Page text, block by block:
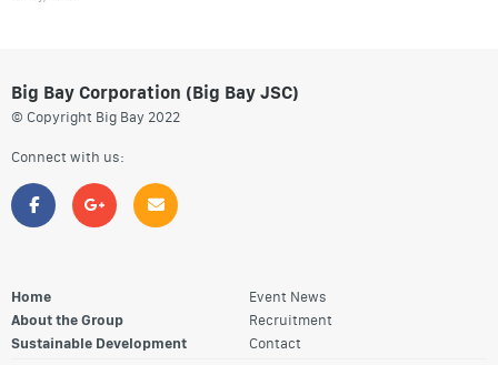
Big Bay Corporation (Big Bay JSC)
© Copyright Big Bay 2022
Connect with us:
Home
About the Group
Sustainable Development
Event News
Recruitment
Contact